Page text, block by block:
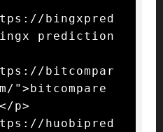
bingxpred
prediction
bitcompar
">bitcompare
p>
huobipred